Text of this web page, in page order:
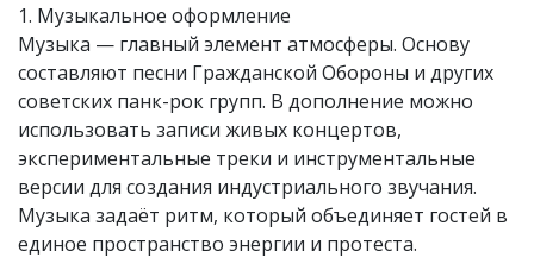
1. Музыкальное оформление
Музыка — главный элемент атмосферы. Основу
составляют песни Гражданской Обороны и других
советских панк-рок групп. В дополнение можно
использовать записи живых концертов,
экспериментальные треки и инструментальные
версии для создания индустриального звучания.
Музыка задаёт ритм, который объединяет гостей в
единое пространство энергии и протеста.